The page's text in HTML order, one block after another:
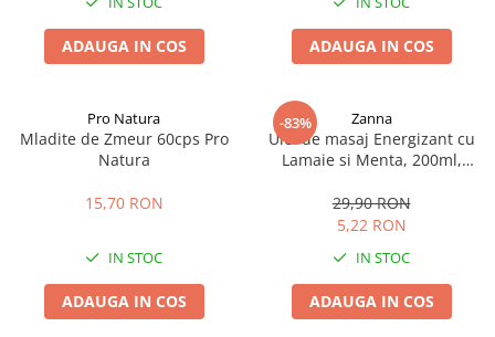
Probleme renale
Prostata, urologie
Sistemul osos
Produse naturiste
Antiinflamator
Antitumorale
Articulatii sanatoase
Cardiovasculare
Siropuri, gemuri
Ciocolata
Miere Manuka
Mancare sanatoasa
Leguminoase
Uleiuri alimentare
Ulei CBD
Deodorante
Igiena orala
Protectie antivirala
Sare de baie
Detergenti Bio
ADAUGA IN COS ADAUGA IN COS
Pro Natura
Mladite de Zmeur 60cps Pro
Natura
15,70 RON
IN STOC
ADAUGA IN COS
-83% Zanna
Ulei de masaj Energizant cu
Lamaie si Menta, 200ml,
29,90 RON
5,22 RON
IN STOC
ADAUGA IN COS